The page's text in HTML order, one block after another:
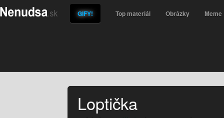
GIFY! Top materiál Obrázky Meme
Loptička